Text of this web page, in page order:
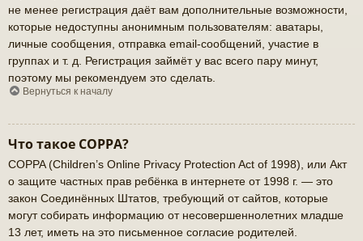
не менее регистрация даёт вам дополнительные возможности,
которые недоступны анонимным пользователям: аватары,
личные сообщения, отправка email-сообщений, участие в
группах и т. д. Регистрация займёт у вас всего пару минут,
поэтому мы рекомендуем это сделать.
Вернуться к началу
Что такое COPPA?
COPPA (Children’s Online Privacy Protection Act of 1998), или Акт
о защите частных прав ребёнка в интернете от 1998 г. — это
закон Соединённых Штатов, требующий от сайтов, которые
могут собирать информацию от несовершеннолетних младше
13 лет, иметь на это письменное согласие родителей.